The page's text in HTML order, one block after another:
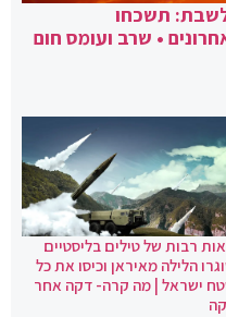
לשבת: תשכחו
• שרב ועומס חום
רבות של טילים בליסטיים
הלילה מאיראן וכיסו את כל
ישראל | מה קרה- דקה אחר